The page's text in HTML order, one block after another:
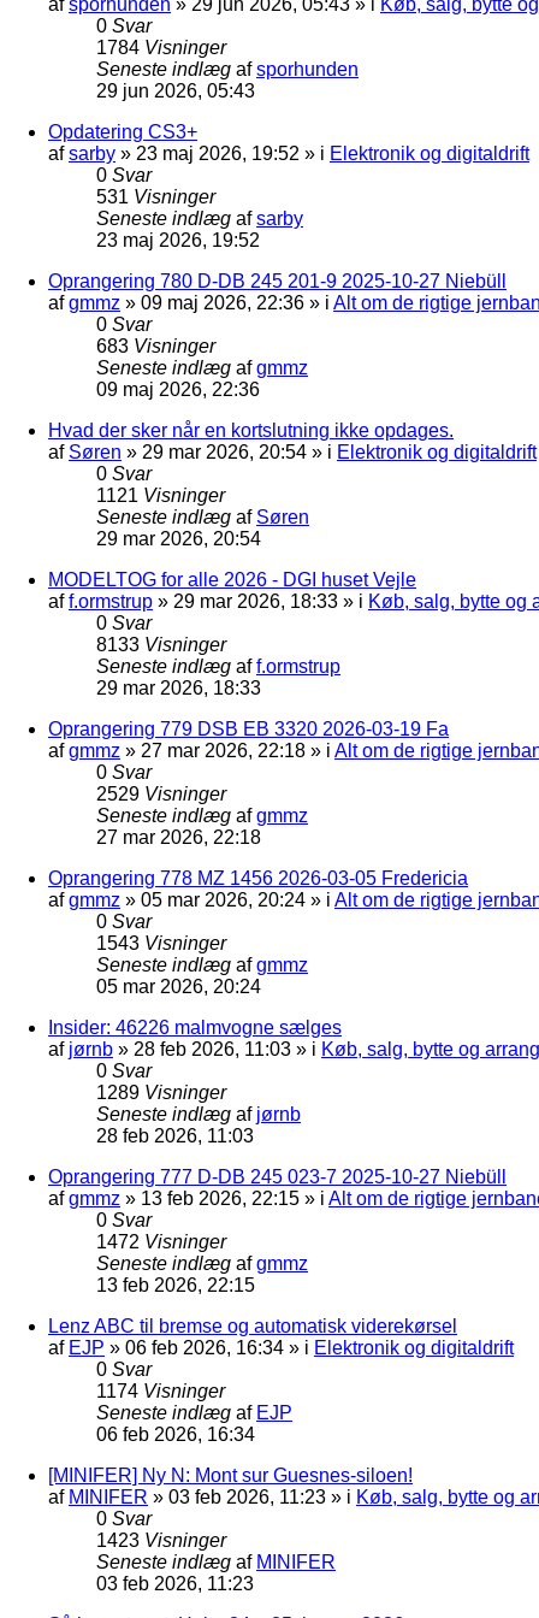
0 Svar
1784 Visninger
Seneste indlæg afsporhunden
29 jun 2026, 05:43
Opdatering CS3+
afsarby » 23 maj 2026, 19:52 » i Elektronik og digitaldrift
0 Svar
531 Visninger
Seneste indlæg afsarby
23 maj 2026, 19:52
Oprangering 780 D-DB 245 201-9 2025-10-27 Niebüll
afgmmz » 09 maj 2026, 22:36 » i Alt om de rigtige
0 Svar
683 Visninger
Seneste indlæg afgmmz
09 maj 2026, 22:36
Hvad der sker når en kortslutning ikke opdages.
af Søren » 29 mar 2026, 20:54 » i Elektronik og digitaldrift
0 Svar
1121 Visninger
Seneste indlæg af Søren
29 mar 2026, 20:54
MODELTOG for alle 2026 - DGI huset Vejle
aff.ormstrup » 29 mar 2026, 18:33 » i Køb, salg, bytte og
0 Svar
8133 Visninger
Seneste indlæg aff.ormstrup
29 mar 2026, 18:33
Oprangering 779 DSB EB 3320 2026-03-19 Fa
afgmmz » 27 mar 2026, 22:18 » i Alt om de rigtige
0 Svar
2529 Visninger
Seneste indlæg afgmmz
27 mar 2026, 22:18
Oprangering 778 MZ 1456 2026-03-05 Fredericia
afgmmz » 05 mar 2026, 20:24 » i Alt om de rigtige
0 Svar
1543 Visninger
Seneste indlæg afgmmz
05 mar 2026, 20:24
Insider: 46226 malmvogne sælges
af jørnb » 28 feb 2026, 11:03 » i Køb, salg, bytte og
0 Svar
1289 Visninger
Seneste indlæg af jørnb
28 feb 2026, 11:03
Oprangering 777 D-DB 245 023-7 2025-10-27 Niebüll
afgmmz » 13 feb 2026, 22:15 » i Alt om de rigtige
0 Svar
1472 Visninger
Seneste indlæg afgmmz
13 feb 2026, 22:15
Lenz ABC til bremse og automatisk viderekørsel
af EJP » 06 feb 2026, 16:34 » i Elektronik og digitaldrift
0 Svar
1174 Visninger
Seneste indlæg af EJP
06 feb 2026, 16:34
[MINIFER] Ny N: Mont sur Guesnes-siloen!
af MINIFER » 03 feb 2026, 11:23 » i Køb, salg, bytte og
0 Svar
1423 Visninger
Seneste indlæg af MINIFER
03 feb 2026, 11:23